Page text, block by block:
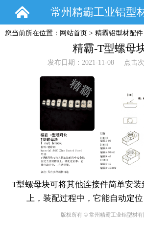
常州精霸工业铝型
公司
您当前所在位置： 网站首页 > 精霸铝型材配件
精霸-T型螺母
发布日期：2021-11-08 点击
T型螺母块可将其他连接件简单安
上，装配过程中，它能自动定位
版权所有 © 常州精霸工业铝型材有